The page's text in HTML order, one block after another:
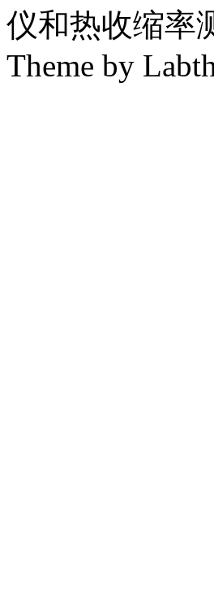
仪和热收缩率
Theme by